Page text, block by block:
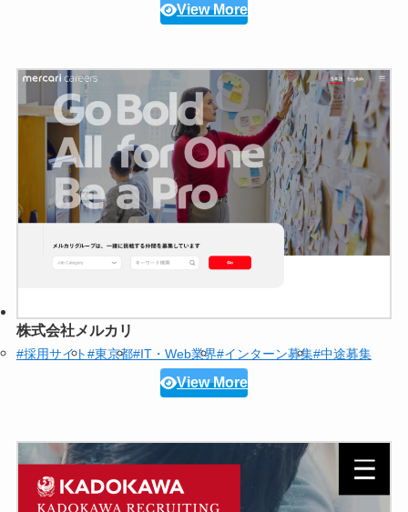
View More
株式会社メルカリ
#採用サイト#東京都#IT・Web業界#インターン募集#中途募集
View More